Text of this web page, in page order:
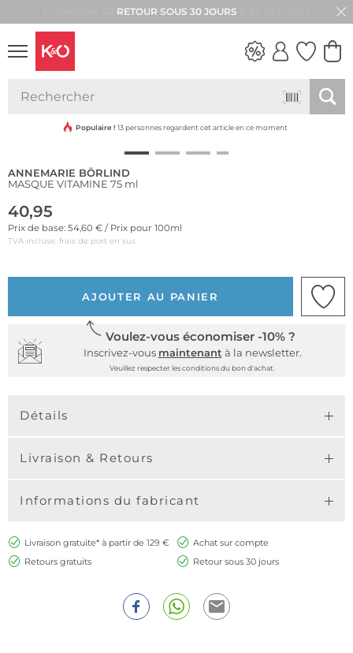
RETOUR SOUS 30 JOURS
VIBES
Durable
Populaire ! 13 personnes regardent cet article en ce moment
ANNEMARIE BÖRLIND
MASQUE VITAMINE 75 ml
40,95
Prix de base: 54,60 € / Prix pour 100ml
TVA incluse, frais de port en sus
AJOUTER AU PANIER
Voulez-vous économiser -10% ?
Inscrivez-vous maintenant à la newsletter.
Veuillez respecter les conditions du bon d'achat.
Détails
Livraison & Retours
Informations du fabricant
Livraison gratuite* à partir de 129 €
Achat sur compte
Retours gratuits
Retour sous 30 jours